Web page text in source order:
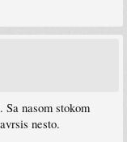
nasom stokom
nesto.